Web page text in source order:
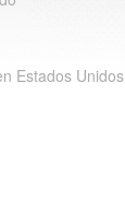
Estados Unidos